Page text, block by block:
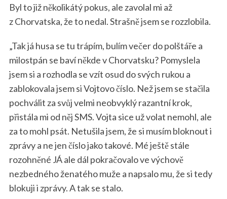
Byl to již několikátý pokus, ale zavolal mi až
z Chorvatska, že to nedal. Strašně jsem se rozzlobila.
„Tak já husa se tu trápím, bulím večer do polštáře a
milostpán se baví někde v Chorvatsku? Pomyslela
jsem si a rozhodla se vzít osud do svých rukou a
zablokovala jsem si Vojtovo číslo. Než jsem se stačila
pochválit za svůj velmi neobvyklý razantní krok,
přistála mi od něj SMS. Vojta sice už volat nemohl, ale
za to mohl psát. Netušila jsem, že si musím bloknout i
zprávy a ne jen číslo jako takové. Mé ještě stále
rozohněné JÁ ale dál pokračovalo ve výchově
nezbedného ženatého muže a napsalo mu, že si tedy
blokuji i zprávy. A tak se stalo.